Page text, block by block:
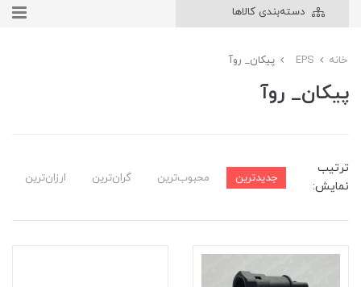
دسته‌بندی کالاها
خانه EPS پیکان_ روآ
پیکان_ روآ
ترتیب
نمایش:
جدیدترین محبوب‌ترین گران‌ترین ارزان‌ترین